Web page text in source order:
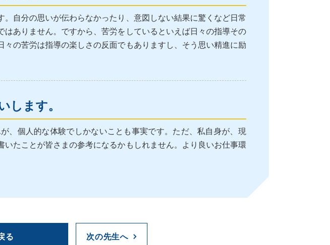
自分の思いが伝わらなかったり、意図しない結果に驚くなど日常
ありません。ですから、苦労をしているといえば日々の指導その
の苦労は指導の楽しさの反面でもありますし、そう思い精進に励
します。
、個人的な体験でしかないことも事実です。ただ、私自身が、現
たことが皆さまの参考になるかもしれません。より良いお仕事環
る 次の先生へ